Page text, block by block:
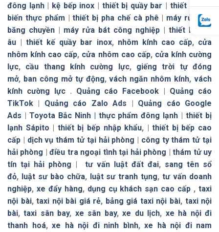
đông lạnh| kệ bếp inox | thiết bị quầy bar | thiết bị chế
biến thực phẩm |thiết bị pha chế cà phê | máy rửa bát
băng chuyền | máy rửa bát công nghiệp | thiết bị bếp
âu |thiết kế quầy bar inox, nhôm kính cao cấp, cửa
nhôm kính cao cấp, cửa nhôm cao cấp, cửa kính cường
lực, cầu thang kính cường lực, giếng trời tự đóng
mở, ban công mở tự động,vách ngăn nhôm kính,vách
kính cường lực. Quảng cáo Facebook | Quảng cáo
TikTok | Quảng cáo Zalo Ads | Quảng cáo Google
Ads | Toyota Bắc Ninh | thực phẩm đông lạnh |thiết bị
lạnh Sápito | thiết bị bếp nhập khẩu, |thiết bị bếp cao
cấp | dịch vụ thám tử tại hải phòng | công ty thám tử tại
hải phòng |điều tra ngoại tình tại hải phòng |thám tử uy
tín tại hải phòng | tư vấn luật đất đai, sang tên sổ
đỏ, luật sư bào chữa, luật sư tranh tụng,tư vấn doanh
nghiệp, xe đẩy hàng, dụng cụ khách sạn cao cấp ,taxi
nội bài,taxi nội bài giá rẻ, bảng giá taxi nội bài, taxi nội
bài,taxi sân bay, xe sân bay,xe du lịch, xe hà nội đi
thanh hoá, xe hà nội đi ninh bình, xe hà nội đi nam